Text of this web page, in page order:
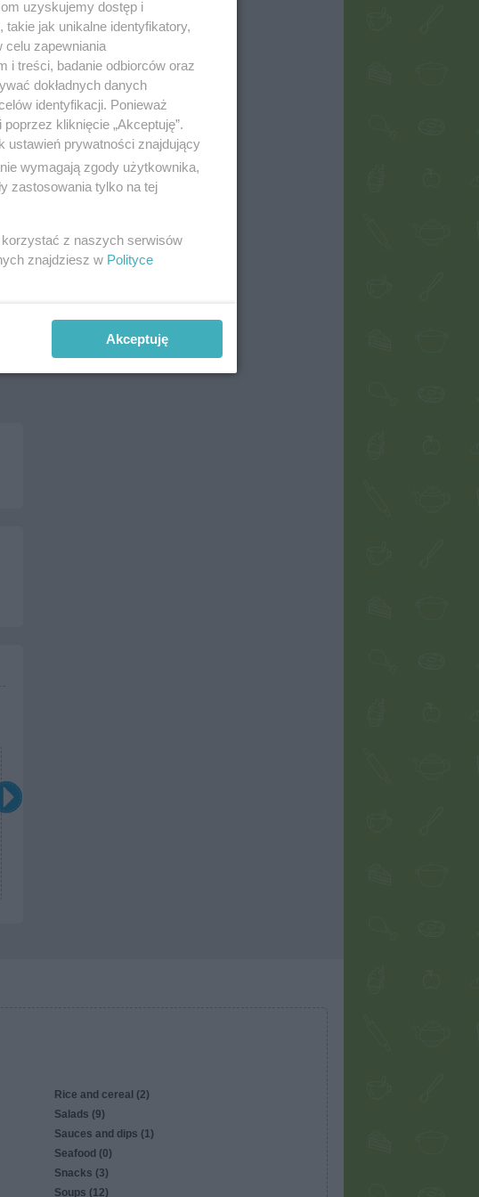
Rice and cereal (2)
Salads (9)
Sauces and dips (1)
Seafood (0)
Snacks (3)
Soups (12)
uzyskujemy dostęp i
jak unikalne identyfikatory,
celu zapewniania
i treści, badanie odbiorców oraz
dokładnych danych
identyfikacji. Ponieważ
kliknięcie „Akceptuję”.
ustawień prywatności znajdujący
wymagają zgody użytkownika,
zastosowania tylko na tej
z naszych serwisów
znajdziesz w Polityce
Akceptuję